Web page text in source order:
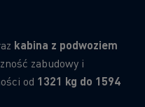
kabina z podwoziem
zabudowy i
od 1321 kg do 1594